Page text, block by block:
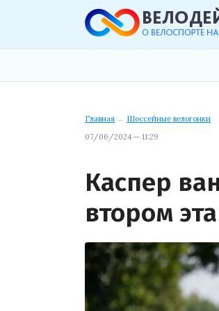
Главная → Шоссейные велогонки
07/06/2024 — 11:29
Каспер
втором